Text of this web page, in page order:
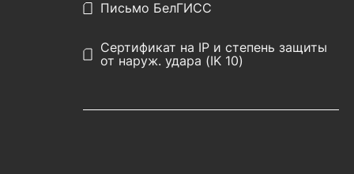
Письмо БелГИСС
Сертификат на IP и степень защиты
от наруж. удара (IK 10)